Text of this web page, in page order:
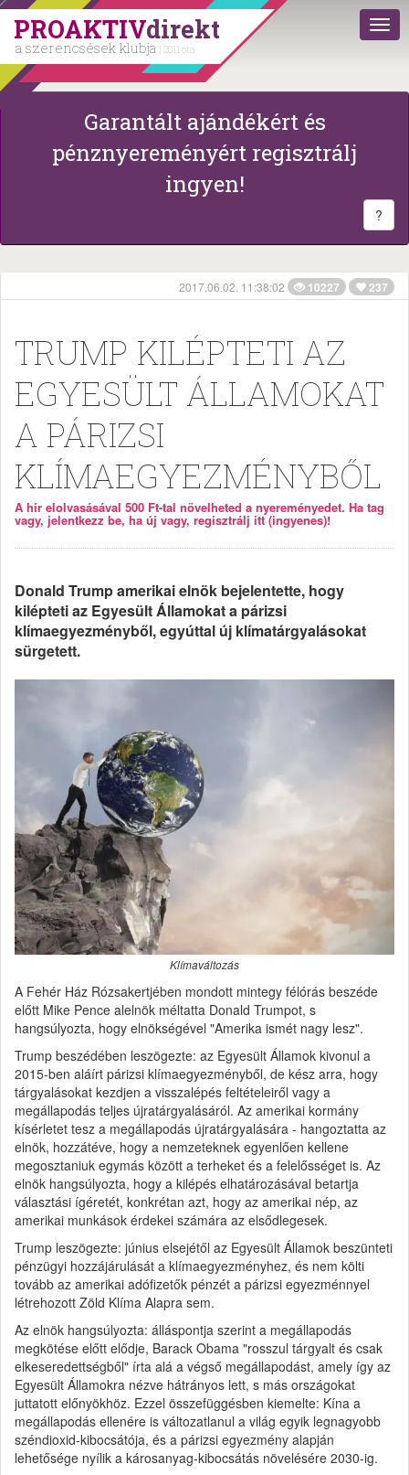
PROAKTIVdirekt
a szerencsések klubja | 2011 óta
Garantált ajándékért és
pénznyereményért regisztrálj
ingyen!
?
2017.06.02. 11:38:02 10227 237
TRUMP KILÉPTETI AZ
EGYESÜLT ÁLLAMOKAT
A PÁRIZSI
KLÍMAEGYEZMÉNYBŐL
A hír elolvasásával 500 Ft-tal növelheted a nyereményedet. Ha tag
vagy, jelentkezz be, ha új vagy, regisztrálj itt (ingyenes)!
Donald Trump amerikai elnök bejelentette, hogy
kilépteti az Egyesült Államokat a párizsi
klímaegyezményből, egyúttal új klímatárgyalásokat
sürgetett.
Klímaváltozás
A Fehér Ház Rózsakertjében mondott mintegy félórás beszéde
előtt Mike Pence alelnök méltatta Donald Trumpot, s
hangsúlyozta, hogy elnökségével "Amerika ismét nagy lesz".
Trump beszédében leszögezte: az Egyesült Államok kivonul a
2015-ben aláírt párizsi klímaegyezményből, de kész arra, hogy
tárgyalásokat kezdjen a visszalépés feltételeiről vagy a
megállapodás teljes újratárgyalásáról. Az amerikai kormány
kísérletet tesz a megállapodás újratárgyalására - hangoztatta az
elnök, hozzátéve, hogy a nemzeteknek egyenlően kellene
megosztaniuk egymás között a terheket és a felelősséget is. Az
elnök hangsúlyozta, hogy a kilépés elhatározásával betartja
választási ígéretét, konkrétan azt, hogy az amerikai nép, az
amerikai munkások érdekei számára az elsődlegesek.
Trump leszögezte: június elsejétől az Egyesült Államok beszünteti
pénzügyi hozzájárulását a klímaegyezményhez, és nem költi
tovább az amerikai adófizetők pénzét a párizsi egyezménnyel
létrehozott Zöld Klíma Alapra sem.
Az elnök hangsúlyozta: álláspontja szerint a megállapodás
megkötése előtt elődje, Barack Obama "rosszul tárgyalt és csak
elkeseredettségből" írta alá a végső megállapodást, amely így az
Egyesült Államokra nézve hátrányos lett, s más országokat
juttatott előnyökhöz. Ezzel összefüggésben kiemelte: Kína a
megállapodás ellenére is változatlanul a világ egyik legnagyobb
széndioxid-kibocsátója, és a párizsi egyezmény alapján
lehetősége nyílik a károsanyag-kibocsátás növelésére 2030-ig.